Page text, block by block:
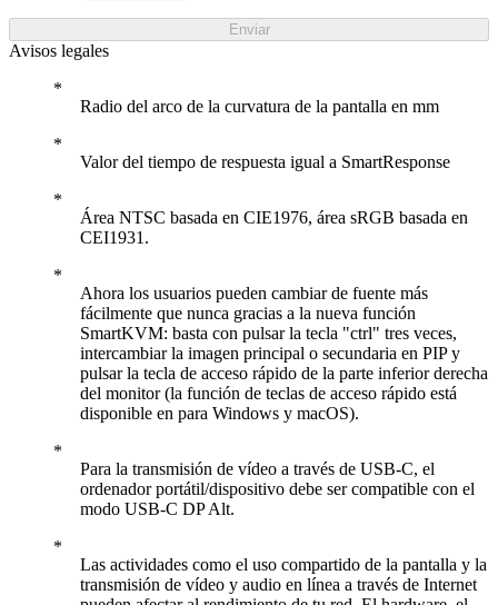
Enviar
Avisos legales
Radio del arco de la curvatura de la pantalla en mm
Valor del tiempo de respuesta igual a SmartResponse
Área NTSC basada en CIE1976, área sRGB basada en
CEI1931.
Ahora los usuarios pueden cambiar de fuente más
fácilmente que nunca gracias a la nueva función
SmartKVM: basta con pulsar la tecla "ctrl" tres veces,
intercambiar la imagen principal o secundaria en PIP y
pulsar la tecla de acceso rápido de la parte inferior derecha
del monitor (la función de teclas de acceso rápido está
disponible en para Windows y macOS).
Para la transmisión de vídeo a través de USB-C, el
ordenador portátil/dispositivo debe ser compatible con el
modo USB-C DP Alt.
Las actividades como el uso compartido de la pantalla y la
transmisión de vídeo y audio en línea a través de Internet